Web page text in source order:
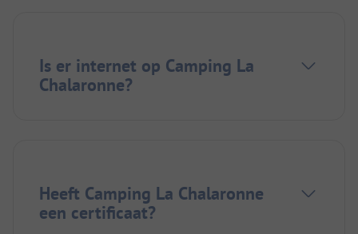
Is er internet op Camping La
Chalaronne?
Heeft Camping La Chalaronne
een certificaat?